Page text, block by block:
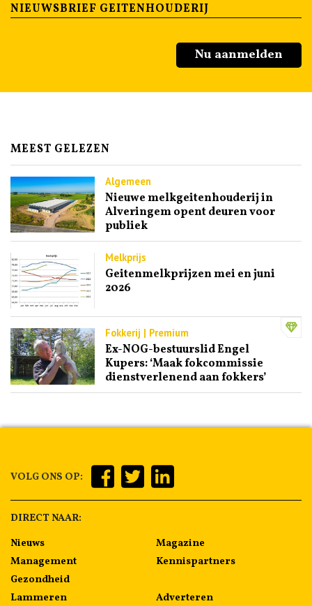
NIEUWSBRIEF GEITENHOUDERIJ
Nu aanmelden
MEEST GELEZEN
Algemeen
Nieuwe melkgeitenhouderij in
Alveringem opent deuren voor
publiek
Melkprijs
Geitenmelkprijzen mei en juni
2026
Fokkerij | Premium
Ex-NOG-bestuurslid Engel
Kupers: ‘Maak fokcommissie
dienstverlenend aan fokkers’
VOLG ONS OP:
DIRECT NAAR:
Nieuws
Management
Gezondheid
Lammeren
Magazine
Kennispartners
Adverteren